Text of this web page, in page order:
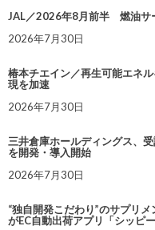
JAL／2026年8月前半 燃油サ
2026年7月30日
椿本チエイン／再生可能エネ
現を加速
2026年7月30日
三井倉庫ホールディングス、
を開発・導入開始
2026年7月30日
“独自開発こだわり”のサプリ
がEC自動出荷アプリ「シッピ